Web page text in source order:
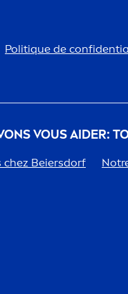
Politique de
VOUS AIDER:
chez Beiersdorf